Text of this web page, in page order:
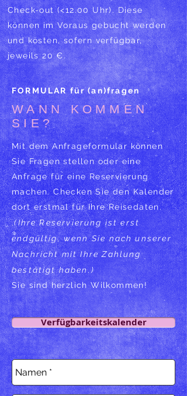
Check-out (<12.00 Uhr). Diese
können im Voraus gebucht werden
und kosten, sofern verfügbar,
jeweils 20 €.
FORMULAR für (an)fragen
WANN KOMMEN
SIE?
Mit dem Anfrageformular können
Sie Fragen stellen oder eine
Anfrage für eine Reservierung
machen. Checken Sie den Kalender
dort erstmal für Ihre Reisedaten.
.(Ihre Reservierung ist erst
endgültig, wenn Sie nach unserer
Nachricht mit Ihre Zahlung
bestätigt haben.)
Sie sind herzlich Wilkommen!
Verfügbarkeitskalender